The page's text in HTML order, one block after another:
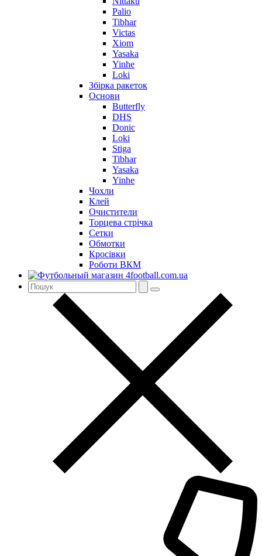
Palio
Tibhar
Victas
Xiom
Yasaka
Yinhe
Loki
Збірка ракеток
Основи
Butterfly
DHS
Donic
Loki
Stiga
Tibhar
Yasaka
Yinhe
Чохли
Клей
Очистители
Торцева стрічка
Сетки
Обмотки
Кросівки
Роботи ВКМ